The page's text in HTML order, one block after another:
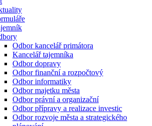
Odbor kancelář primátora
Kancelář tajemníka
Odbor dopravy
Odbor finanční a rozpočtový
Odbor informatiky
Odbor majetku města
Odbor právní a organizační
Odbor přípravy a realizace investic
Odbor rozvoje města a strategického